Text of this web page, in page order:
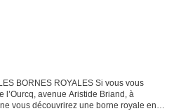
BORNES ROYALES Si vous vous
avenue Aristide Briand, à
vous découvrirez une borne royale en